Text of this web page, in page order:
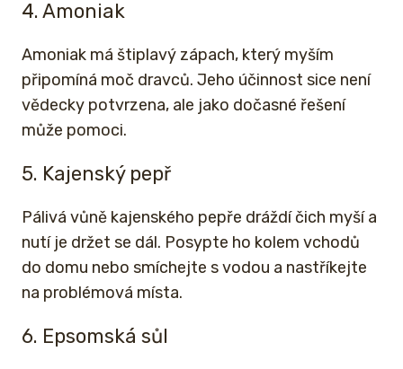
4. Amoniak
Amoniak má štiplavý zápach, který myším
připomíná moč dravců. Jeho účinnost sice není
vědecky potvrzena, ale jako dočasné řešení
může pomoci.
5. Kajenský pepř
Pálivá vůně kajenského pepře dráždí čich myší a
nutí je držet se dál. Posypte ho kolem vchodů
do domu nebo smíchejte s vodou a nastříkejte
na problémová místa.
6. Epsomská sůl